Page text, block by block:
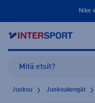
Nike
Juoksu Juoksukengät